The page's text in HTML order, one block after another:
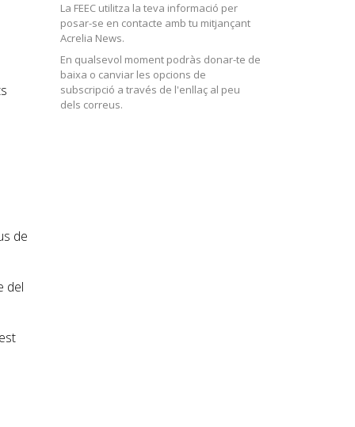
de
del
La FEEC utilitza la teva informació per
posar-se en contacte amb tu mitjançant
Acrelia News.
En qualsevol moment podràs donar-te de
baixa o canviar les opcions de
subscripció a través de l'enllaç al peu
dels correus.